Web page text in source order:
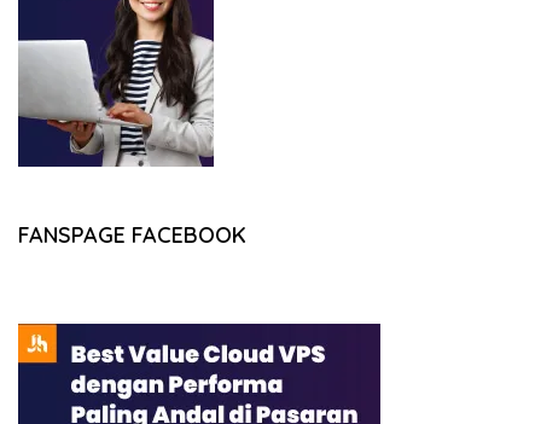
FANSPAGE FACEBOOK